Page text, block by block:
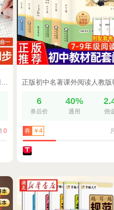
0
6
券后价
40%
通用 佣
券 ￥4